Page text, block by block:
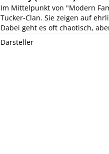
Im Mittelpunkt von "Modern
Tucker-Clan. Sie zeigen auf
Dabei geht es oft chaotisch,
Darsteller